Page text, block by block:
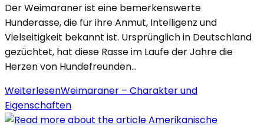
Der Weimaraner ist eine bemerkenswerte
Hunderasse, die für ihre Anmut, Intelligenz und
Vielseitigkeit bekannt ist. Ursprünglich in Deutschland
gezüchtet, hat diese Rasse im Laufe der Jahre die
Herzen von Hundefreunden…
WeiterlesenWeimaraner – Charakter und
Eigenschaften